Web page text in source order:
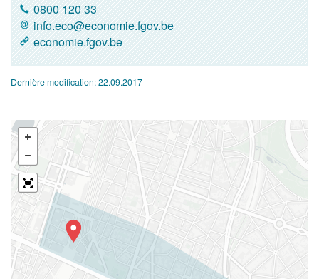
0800 120 33
info.eco@economie.fgov.be
economie.fgov.be
Dernière modification:22.09.2017